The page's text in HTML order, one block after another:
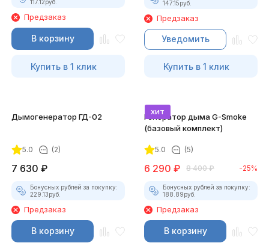
117.12руб.
Предзаказ
В корзину
Купить в 1 клик
147.15руб.
Предзаказ
Уведомить
Купить в 1 клик
Дымогенератор ГД-02
5.0 (2)
7 630 ₽
Бонусных рублей за покупку:
229.13руб.
Предзаказ
В корзину
хит
Генератор дыма G-Smoke
(базовый комплект)
5.0 (5)
6 290 ₽ 8 400 ₽ -25%
Бонусных рублей за покупку:
188.89руб.
Предзаказ
В корзину